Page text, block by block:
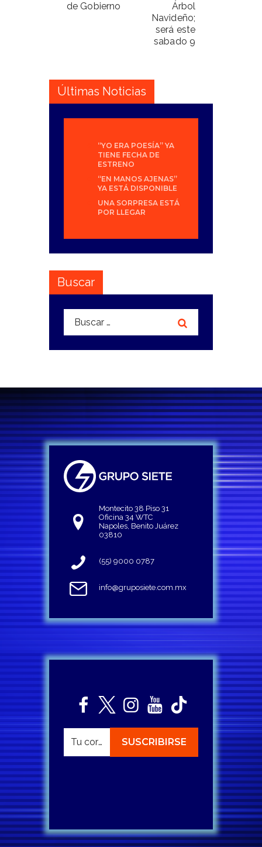
de Gobierno
Árbol
Navideño;
será este
sabado 9
Últimas Noticias
“YO ERA POESÍA” YA
TIENE FECHA DE
ESTRENO
“EN MANOS AJENAS”
YA ESTÁ DISPONIBLE
UNA SORPRESA ESTÁ
POR LLEGAR
Buscar
Buscar:
Montecito 38 Piso 31
Oficina 34 WTC
Napoles, Benito Juárez
03810
(55) 9000 0787
info@gruposiete.com.mx